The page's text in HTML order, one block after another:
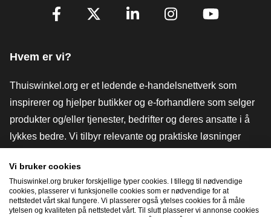
[_General:SocialMediaTitle]
Hvem er vi?
Thuiswinkel.org er et ledende e-handelsnettverk som
inspirerer og hjelper butikker og e-forhandlere som selger
produkter og/eller tjenester, bedrifter og deres ansatte i å
lykkes bedre. Vi tilbyr relevante og praktiske løsninger
verktøy og råd, advokatvirksomhet, markedsundersøkelser,
og har vår egen utdanningsplattform, Thuiswinkel e-
Academy.
Vi bruker cookies
Thuiswinkel.org bruker forskjellige typer cookies. I tillegg til nødvendige
cookies, plasserer vi funksjonelle cookies som er nødvendige for at
nettstedet vårt skal fungere. Vi plasserer også ytelses cookies for å måle
ytelsen og kvaliteten på nettstedet vårt. Til slutt plasserer vi annonse cookies